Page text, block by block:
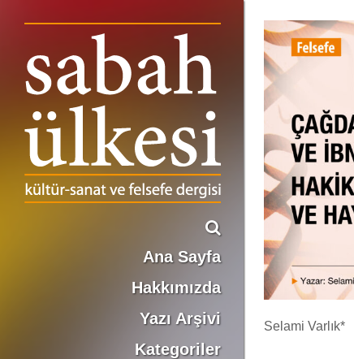
Ana Sayfa
Hakkımızda
Yazı Arşivi
Kategoriler
Selami Varlık*